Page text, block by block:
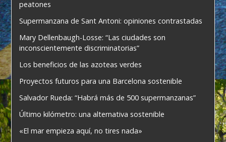
peatones
Supermanzana de Sant Antoni: opiniones contrastadas
Mary Dellenbaugh-Losse: “Las ciudades son
inconscientemente discriminatorias”
Los beneficios de las azoteas verdes
Proyectos futuros para una Barcelona sostenible
Salvador Rueda: “Habrá más de 500 supermanzanas”
Último kilómetro: una alternativa sostenible
«El mar empieza aquí, no tires nada»